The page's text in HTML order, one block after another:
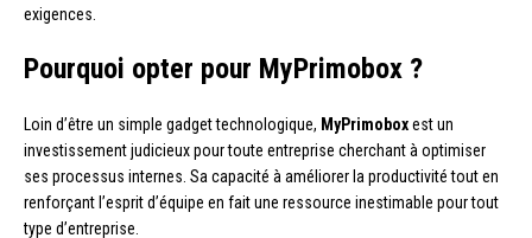
exigences.
Pourquoi opter pour MyPrimobox ?
Loin d’être un simple gadget technologique, MyPrimoboxest un
investissement judicieux pour toute entreprise cherchant à optimiser
ses processus internes. Sa capacité à améliorer la productivité tout en
renforçant l’esprit d’équipe en fait une ressource inestimable pour tout
type d’entreprise.